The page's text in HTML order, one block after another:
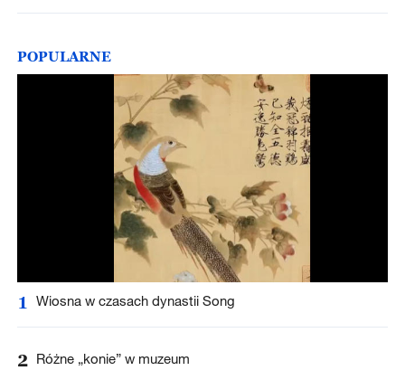
POPULARNE
1 Wiosna w czasach dynastii Song
2 Różne „konie” w muzeum